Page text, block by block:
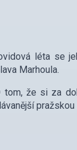
léta se
Marhoula.
tom, že si za